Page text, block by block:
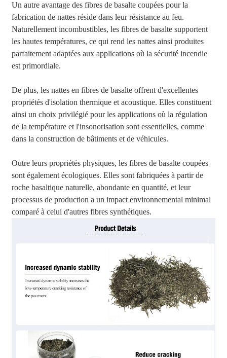
Un autre avantage des fibres de basalte coupées pour la
fabrication de nattes réside dans leur résistance au feu.
Naturellement incombustibles, les fibres de basalte supportent
les hautes températures, ce qui rend les nattes ainsi produites
parfaitement adaptées aux applications où la sécurité incendie
est primordiale.
De plus, les nattes en fibres de basalte offrent d'excellentes
propriétés d'isolation thermique et acoustique. Elles constituent
ainsi un choix privilégié pour les applications où la régulation
de la température et l'insonorisation sont essentielles, comme
dans la construction de bâtiments et de véhicules.
Outre leurs propriétés physiques, les fibres de basalte coupées
sont également écologiques. Elles sont fabriquées à partir de
roche basaltique naturelle, abondante en quantité, et leur
processus de production a un impact environnemental minimal
comparé à celui d'autres fibres synthétiques.